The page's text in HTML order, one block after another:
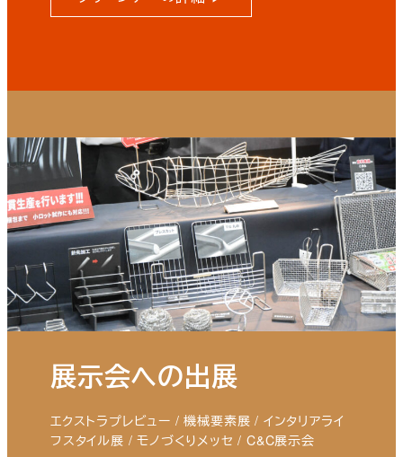
展示会への出展
エクストラプレビュー / 機械要素展 / インタリアライ
フスタイル展 / モノづくりメッセ / C&C展示会